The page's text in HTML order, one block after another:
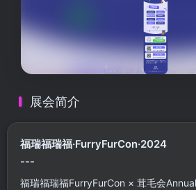
展会简介
福瑞福瑞福·FurryFurCon·2024
---
福瑞福瑞福FurryFurCon × 茸毛会